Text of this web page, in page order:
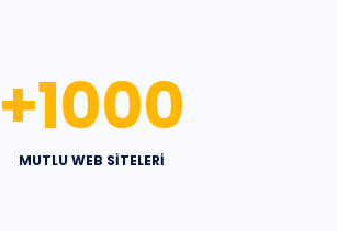
MUTLU WEB SİTELERİ
+1000